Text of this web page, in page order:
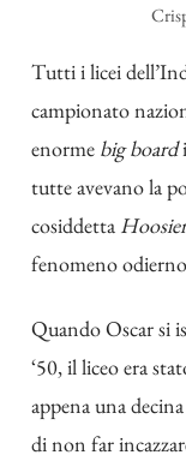
Tutti i licei
campionato
enorme big board
tutte avevano la
cosiddetta
fenomeno
Quando Oscar si
‘50, il liceo era
appena una
di non far